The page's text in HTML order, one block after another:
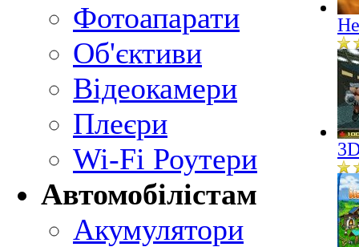
Фотоапарати
Об'єктиви
Відеокамери
Плеєри
Wi-Fi Роутери
Автомобілістам
Акумулятори